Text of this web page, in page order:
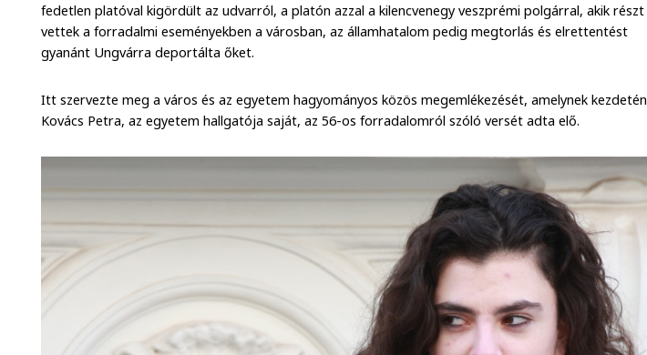
fedetlen platóval kigördült az udvarról, a platón azzal a kilencvenegy veszprémi polgárral, akik részt
vettek a forradalmi eseményekben a városban, az államhatalom pedig megtorlás és elrettentést
gyanánt Ungvárra deportálta őket.
Itt szervezte meg a város és az egyetem hagyományos közös megemlékezését, amelynek kezdetén
Kovács Petra, az egyetem hallgatója saját, az 56-os forradalomról szóló versét adta elő.